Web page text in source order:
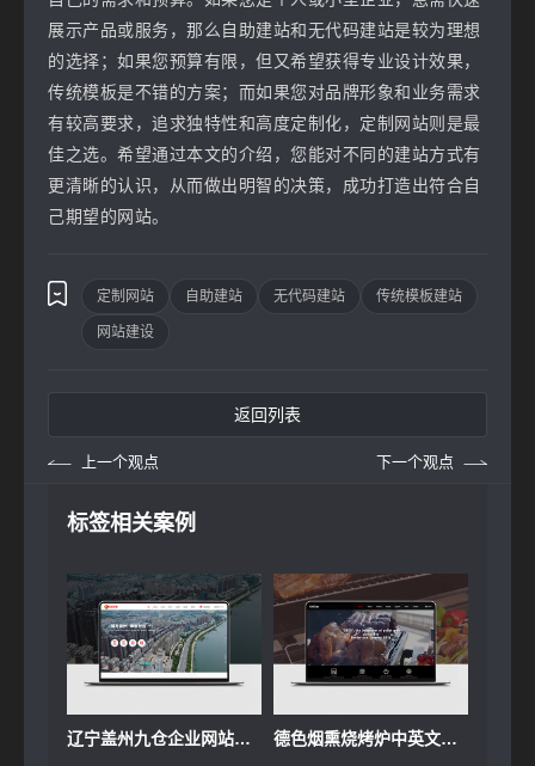
展示产品或服务，那么自助建站和无代码建站是较为理想
的选择；如果您预算有限，但又希望获得专业设计效果，
传统模板是不错的方案；而如果您对品牌形象和业务需求
有较高要求，追求独特性和高度定制化，定制网站则是最
佳之选。希望通过本文的介绍，您能对不同的建站方式有
更清晰的认识，从而做出明智的决策，成功打造出符合自
己期望的网站。
定制网站 自助建站 无代码建站 传统模板建站
网站建设
上一个观点
返回列表
下一个观点
标签相关案例
辽宁盖州九仓企业网站建设 德色烟熏烧烤炉中英文外贸网站建设